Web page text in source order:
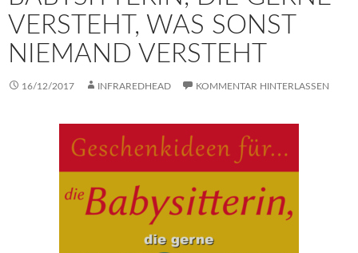
VERSTEHT, WAS SONST
NIEMAND VERSTEHT
16/12/2017 INFRAREDHEAD KOMMENTAR HINTERLASSEN